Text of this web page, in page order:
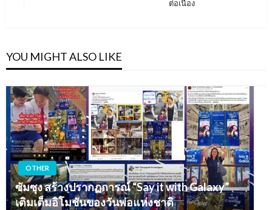
ต่อเนื่อง
YOU MIGHT ALSO LIKE
OTHER
ซัมซุง สร้างปรากฏการณ์ “Say it with Galaxy”
เติมเต็มอิโมชันของวันพ่อแห่งชาติ